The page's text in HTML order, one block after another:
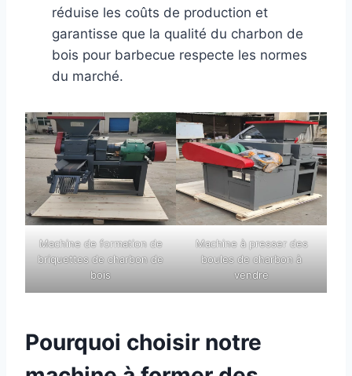
réduise les coûts de production et
garantisse que la qualité du charbon de
bois pour barbecue respecte les normes
du marché.
Machine de formation de
briquettes de charbon de
bois
Machine à presser des
boules de charbon à
vendre
Pourquoi choisir notre